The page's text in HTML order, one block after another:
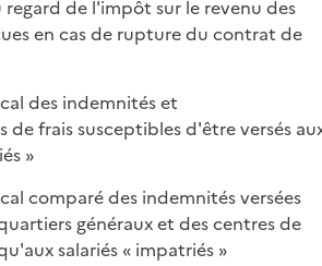
regard de l'impôt sur le revenu des
en cas de rupture du contrat de
des indemnités et
de frais susceptibles d'être versés
»
comparé des indemnités versées
généraux et des centres de
salariés « impatriés »